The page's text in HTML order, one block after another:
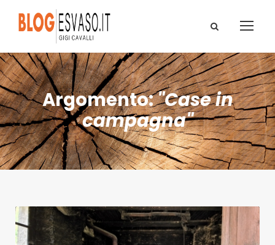
Argomento:"Case in
campagna"